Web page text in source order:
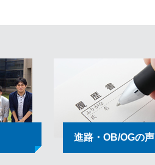
進路・OB/OGの声